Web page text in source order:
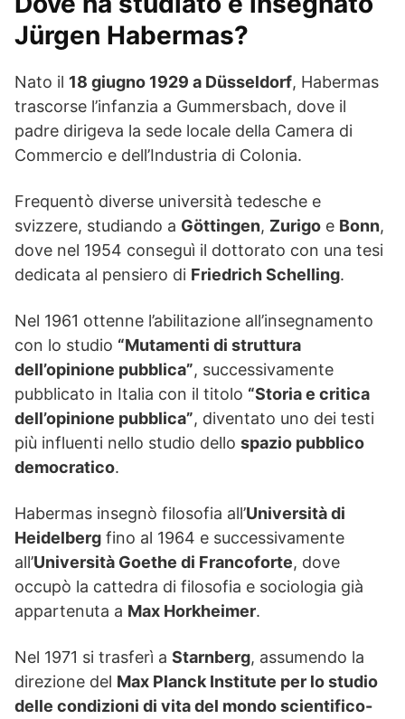
Jürgen Habermas?
Nato il 18 giugno 1929 a Düsseldorf, Habermas
trascorse l’infanzia a Gummersbach, dove il
padre dirigeva la sede locale della Camera di
Commercio e dell’Industria di Colonia.
Frequentò diverse università tedesche e
svizzere, studiando a Göttingen, Zurigo e Bonn,
dove nel 1954 conseguì il dottorato con una tesi
dedicata al pensiero di Friedrich Schelling.
Nel 1961 ottenne l’abilitazione all’insegnamento
con lo studio “Mutamenti di struttura
dell’opinione pubblica”, successivamente
pubblicato in Italia con il titolo “Storia e critica
dell’opinione pubblica”, diventato uno dei testi
più influenti nello studio dello spazio pubblico
democratico.
Habermas insegnò filosofia all’Università di
Heidelberg fino al 1964 e successivamente
all’Università Goethe di Francoforte, dove
occupò la cattedra di filosofia e sociologia già
appartenuta a Max Horkheimer.
Nel 1971 si trasferì a Starnberg, assumendo la
direzione del Max Planck Institute per lo studio
delle condizioni di vita del mondo scientifico-